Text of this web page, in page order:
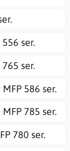
ser.
ser.
586 ser.
785 ser.
780 ser.